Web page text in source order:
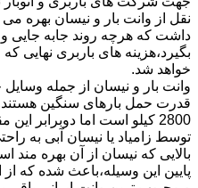
نقل از وانت بار و نیسان بهره می
داشت که هرچه روند جابه جایی و
بگیرد،هزینه های باربری نهایی
خواهد شد.
وانت بار و نیسان از جمله
قدرت حمل بارهای سنگین
توسط زامیاد یا نیسان آبی به
بالایی که نیسان از آن بهره مند
پایین این وسیله،باعث شده که از